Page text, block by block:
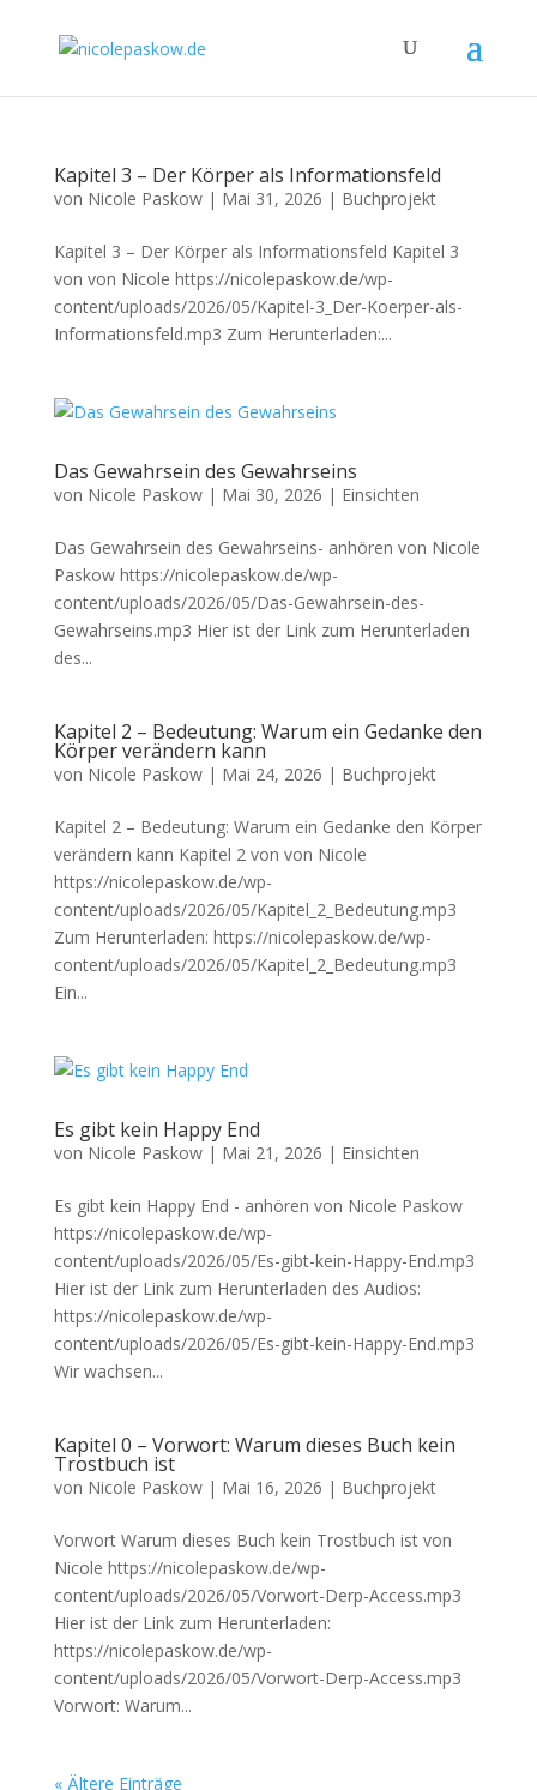
Kapitel 3 – Der Körper als Informationsfeld
von Nicole Paskow| Mai 31, 2026 | Buchprojekt
Kapitel 3 – Der Körper als Informationsfeld Kapitel 3
von von Nicole https://nicolepaskow.de/wp-
content/uploads/2026/05/Kapitel-3_Der-Koerper-als-
Informationsfeld.mp3 Zum Herunterladen:...
Das Gewahrsein des Gewahrseins
von Nicole Paskow| Mai 30, 2026 | Einsichten
Das Gewahrsein des Gewahrseins- anhören von Nicole
Paskow https://nicolepaskow.de/wp-
content/uploads/2026/05/Das-Gewahrsein-des-
Gewahrseins.mp3 Hier ist der Link zum Herunterladen
des...
Kapitel 2 – Bedeutung: Warum ein Gedanke den
Körper verändern kann
von Nicole Paskow| Mai 24, 2026 | Buchprojekt
Kapitel 2 – Bedeutung: Warum ein Gedanke den Körper
verändern kann Kapitel 2 von von Nicole
https://nicolepaskow.de/wp-
content/uploads/2026/05/Kapitel_2_Bedeutung.mp3
Zum Herunterladen: https://nicolepaskow.de/wp-
content/uploads/2026/05/Kapitel_2_Bedeutung.mp3
Ein...
Es gibt kein Happy End
von Nicole Paskow| Mai 21, 2026 | Einsichten
Es gibt kein Happy End - anhören von Nicole Paskow
https://nicolepaskow.de/wp-
content/uploads/2026/05/Es-gibt-kein-Happy-End.mp3
Hier ist der Link zum Herunterladen des Audios:
https://nicolepaskow.de/wp-
content/uploads/2026/05/Es-gibt-kein-Happy-End.mp3
Wir wachsen...
Kapitel 0 – Vorwort: Warum dieses Buch kein
Trostbuch ist
von Nicole Paskow| Mai 16, 2026 | Buchprojekt
Vorwort Warum dieses Buch kein Trostbuch ist von
Nicole https://nicolepaskow.de/wp-
content/uploads/2026/05/Vorwort-Derp-Access.mp3
Hier ist der Link zum Herunterladen:
https://nicolepaskow.de/wp-
content/uploads/2026/05/Vorwort-Derp-Access.mp3
Vorwort: Warum...
« Ältere Einträge